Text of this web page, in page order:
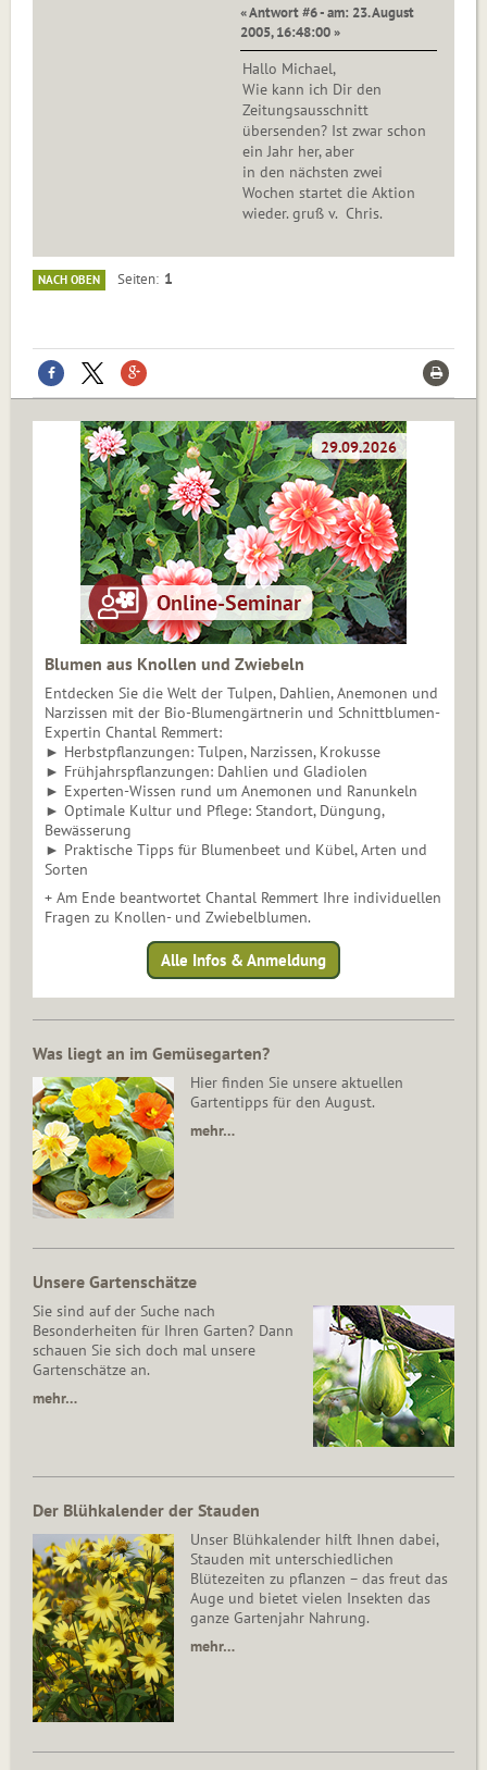
« Antwort #6 - am: 23. August
2005, 16:48:00 »
Hallo Michael,
Wie kann ich Dir den
Zeitungsausschnitt
übersenden? Ist zwar schon
ein Jahr her, aber
in den nächsten zwei
Wochen startet die Aktion
wieder. gruß v. Chris.
NACH OBEN Seiten 1
Blumen aus Knollen und Zwiebeln
Entdecken Sie die Welt der Tulpen, Dahlien, Anemonen und
Narzissen mit der Bio-Blumengärtnerin und Schnittblumen-
Expertin Chantal Remmert:
► Herbstpflanzungen: Tulpen, Narzissen, Krokusse
► Frühjahrspflanzungen: Dahlien und Gladiolen
► Experten-Wissen rund um Anemonen und Ranunkeln
► Optimale Kultur und Pflege: Standort, Düngung,
Bewässerung
► Praktische Tipps für Blumenbeet und Kübel, Arten und
Sorten
+ Am Ende beantwortet Chantal Remmert Ihre individuellen
Fragen zu Knollen- und Zwiebelblumen.
Alle Infos & Anmeldung
Was liegt an im Gemüsegarten?
Hier finden Sie unsere aktuellen
Gartentipps für den August.
mehr…
Unsere Gartenschätze
Sie sind auf der Suche nach
Besonderheiten für Ihren Garten? Dann
schauen Sie sich doch mal unsere
Gartenschätze an.
mehr…
Der Blühkalender der Stauden
Unser Blühkalender hilft Ihnen dabei,
Stauden mit unterschiedlichen
Blütezeiten zu pflanzen – das freut das
Auge und bietet vielen Insekten das
ganze Gartenjahr Nahrung.
mehr…